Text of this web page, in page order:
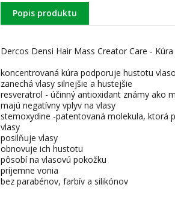
Popis produktu
Dercos Densi Hair Mass Creator Care -
koncentrovaná kúra podporuje hustotu
zanechá vlasy silnejšie a hustejšie
resveratrol - účinný antioxidant známy ako
majú negatívny vplyv na vlasy
stemoxydine -patentovaná molekula, ktorá
vlasy
posilňuje vlasy
obnovuje ich hustotu
pôsobí na vlasovú pokožku
príjemne vonia
bez parabénov, farbív a silikónov